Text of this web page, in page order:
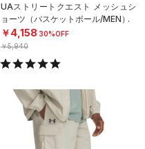
UAストリートクエスト メッシュシ
ョーツ（バスケットボール/MEN）
￥4,158 30%OFF
￥5,940